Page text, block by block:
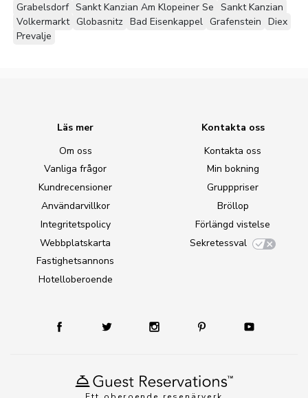
Grabelsdorf Sankt Kanzian Am Klopeiner Se Sankt Kanzian
Volkermarkt Globasnitz Bad Eisenkappel Grafenstein Diex
Prevalje
Läs mer
Om oss
Vanliga frågor
Kundrecensioner
Användarvillkor
Integritetspolicy
Webbplatskarta
Fastighetsannons
Hotelloberoende
Kontakta oss
Kontakta oss
Min bokning
Grupppriser
Bröllop
Förlängd vistelse
Sekretessval